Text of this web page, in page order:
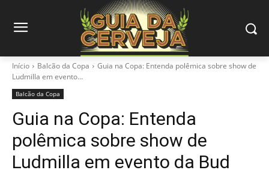
Início Balcão da Copa
Guia na Copa: Entenda polêmica sobre show de
Ludmilla em evento...
Balcão da Copa
Guia na Copa: Entenda
polêmica sobre show de
Ludmilla em evento da Bud